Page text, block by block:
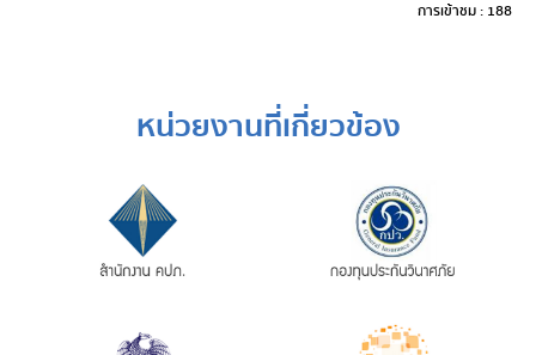
การเข้าชม : 188
หน่วยงานที่เกี่ยวข้อง